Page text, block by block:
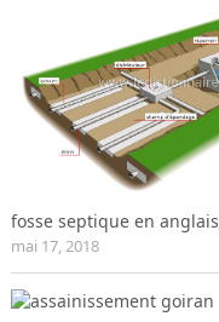
fosse septique en anglais
mai 17, 2018